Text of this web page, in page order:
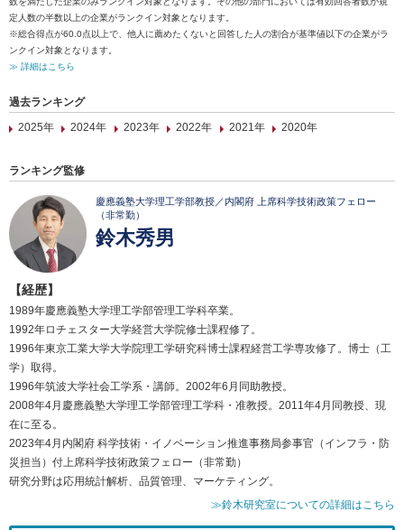
定人数の半数以上の企業がランクイン対象となります。
※総合得点が60.0点以上で、他人に薦めたくないと回答した人の割合が基準値以下の企業がラ
ンクイン対象となります。
≫ 詳細はこちら
過去ランキング
2025年
2024年 2023年 2022年 2021年 2020年
ランキング監修
慶應義塾大学理工学部教授／内閣府 上席科学技術政策フェロー
（非常勤）
鈴木秀男
【経歴】
1989年慶應義塾大学理工学部管理工学科卒業。
1992年ロチェスター大学経営大学院修士課程修了。
1996年東京工業大学大学院理工学研究科博士課程経営工学専攻修了。博士（工
学）取得。
1996年筑波大学社会工学系・講師。2002年6月同助教授。
2008年4月慶應義塾大学理工学部管理工学科・准教授。2011年4月同教授、現
在に至る。
2023年4月内閣府 科学技術・イノベーション推進事務局参事官（インフラ・防
災担当）付上席科学技術政策フェロー（非常勤）
研究分野は応用統計解析、品質管理、マーケティング。
≫鈴木研究室についての詳細はこちら